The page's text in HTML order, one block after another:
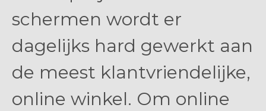
schermen wordt er
dagelijks hard gewerkt aan
de meest klantvriendelijke,
online winkel. Om online